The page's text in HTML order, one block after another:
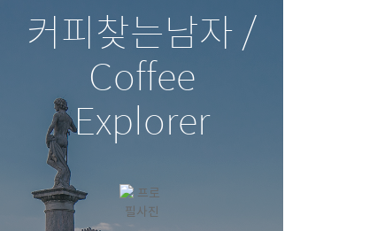
커피찾는남자 /
Coffee
Explorer